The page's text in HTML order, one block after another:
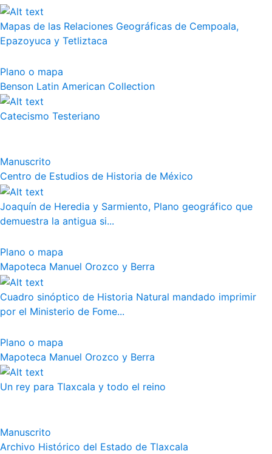
Mapas de las Relaciones Geográficas de Cempoala,
Epazoyuca y Tetliztaca
Plano o mapa
Benson Latin American Collection
Catecismo Testeriano
Manuscrito
Centro de Estudios de Historia de México
Joaquín de Heredia y Sarmiento, Plano geográfico que
demuestra la antigua si...
Plano o mapa
Mapoteca Manuel Orozco y Berra
Cuadro sinóptico de Historia Natural mandado imprimir
por el Ministerio de Fome...
Plano o mapa
Mapoteca Manuel Orozco y Berra
Un rey para Tlaxcala y todo el reino
Manuscrito
Archivo Histórico del Estado de Tlaxcala